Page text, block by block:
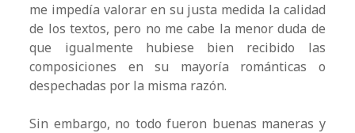
me impedía valorar en su justa medida la calidad
de los textos, pero no me cabe la menor duda de
que igualmente hubiese bien recibido las
composiciones en su mayoría románticas o
despechadas por la misma razón.
Sin embargo, no todo fueron buenas maneras y